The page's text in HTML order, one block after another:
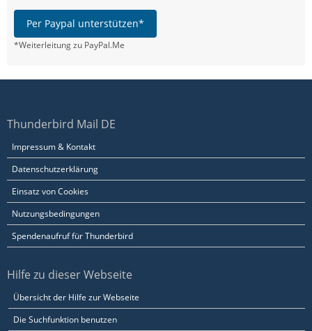
Per Paypal unterstützen*
*Weiterleitung zu PayPal.Me
Thunderbird Mail DE
Impressum & Kontakt
Datenschutzerklärung
Einsatz von Cookies
Nutzungsbedingungen
Spendenaufruf für Thunderbird
Hilfe zu dieser Webseite
Übersicht der Hilfe zur Webseite
Die Suchfunktion benutzen